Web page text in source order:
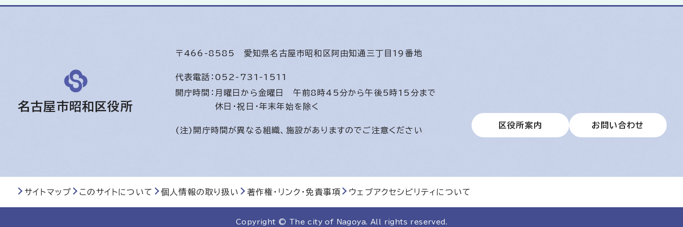
名古屋市昭和区役所
〒466-8585 愛知県名古屋市昭和区阿由知通三丁目19番地
代表電話： 052-731-1511
開庁時間： 月曜日から金曜日 午前8時45分から午後5時15分まで
休日・祝日・年末年始を除く
(注)開庁時間が異なる組織、施設がありますのでご注意ください
区役所案内 お問い合わせ
サイトマップ このサイトについて 個人情報の取り扱い 著作権・リンク・免責事項 ウェブアクセシビリティについて
Copyright © The city of Nagoya. All rights reserved.